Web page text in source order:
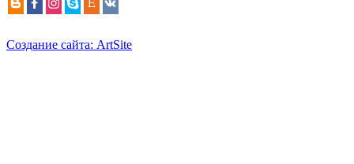
Создание сайта: ArtSite